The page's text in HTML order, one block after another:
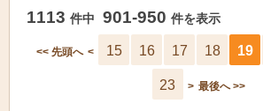
1113 件中 901-950 件を表示
<< 先頭へ < 15 16 17 18 19
23 > 最後へ >>